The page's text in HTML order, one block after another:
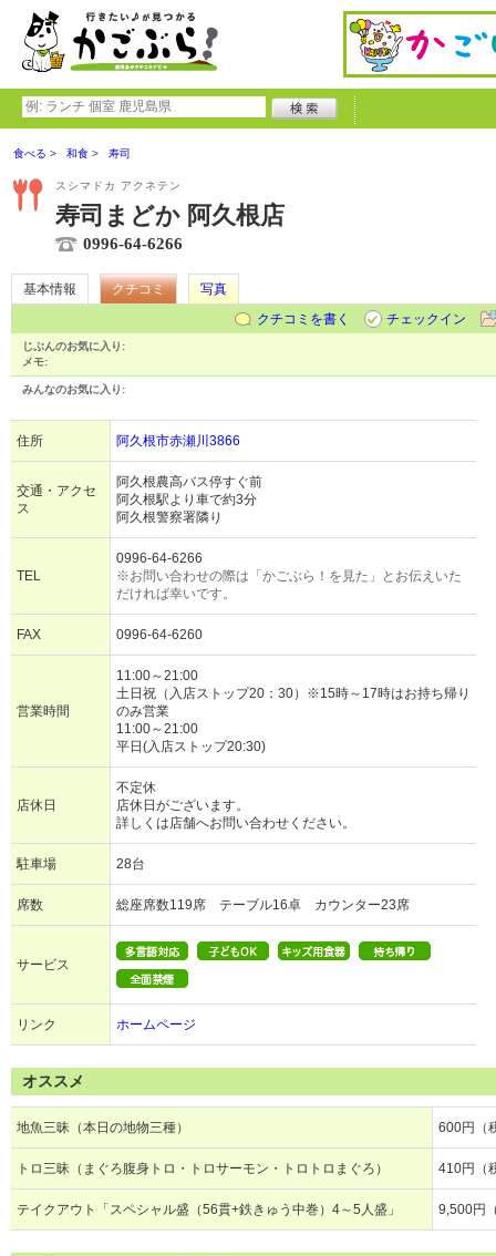
食べる 和食 寿司
スシマドカ アクネテン
寿司まどか 阿久根店
0996-64-6266
基本情報 クチコミ
写真
クチコミを書く
チェックイン
じぶんのお気に入り:
メモ:
みんなのお気に入り:
住所 阿久根市赤瀬川3866
交通・アクセ
ス
阿久根農高バス停すぐ前
阿久根駅より車で約3分
阿久根警察署隣り
TEL
0996-64-6266
※お問い合わせの際は「かごぶら！を見た」とお伝えいた
だければ幸いです。
FAX 0996-64-6260
営業時間
11:00～21:00
土日祝（入店ストップ20：30）※15時～17時はお持ち帰り
のみ営業
11:00～21:00
平日(入店ストップ20:30)
店休日
不定休
店休日がございます。
詳しくは店舗へお問い合わせください。
駐車場 28台
席数 総座席数119席 テーブル16卓 カウンター23席
サービス
リンク ホームページ
オススメ
地魚三昧（本日の地物三種） 600円（
トロ三昧（まぐろ腹身トロ・トロサーモン・トロトロまぐろ） 410円（
テイクアウト「スペシャル盛（56貫+鉄きゅう中巻）4～5人盛」 9,500円